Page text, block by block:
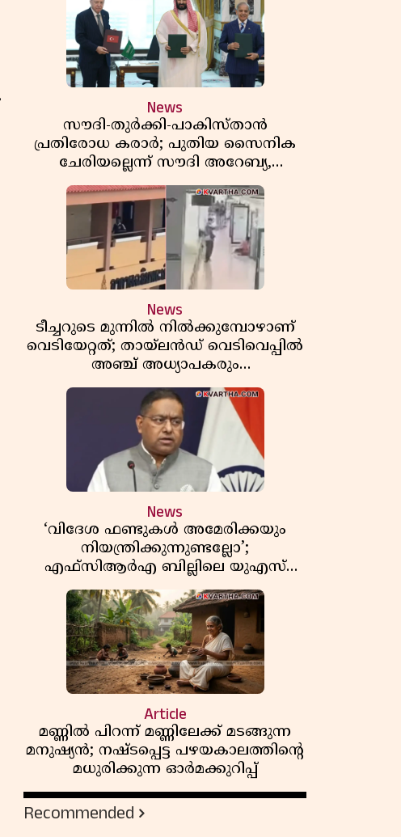
News
സൗദി-തുർക്കി-പാകിസ്താൻ
പ്രതിരോധ കരാർ; പുതിയ സൈനിക
ചേരിയല്ലെന്ന് സൗദി അറേബ്യ,
വിമർശനവുമായി ഇറാൻ
News
ടീച്ചറുടെ മുന്നിൽ നിൽക്കുമ്പോഴാണ്
വെടിയേറ്റത്; തായ്‌ലൻഡ് വെടിവെപ്പിൽ
അഞ്ച് അധ്യാപകരും
മുത്തശ്ശീമുത്തശ്ശന്മാരും കൊല്ലപ്പെട്ടു,
മരണസംഖ്യ 7; ഞെട്ടിക്കുന്ന
വെളിപ്പെടുത്തലുകൾ
News
‘വിദേശ ഫണ്ടുകൾ അമേരിക്കയും
നിയന്ത്രിക്കുന്നുണ്ടല്ലോ’;
എഫ്സിആർഎ ബില്ലിലെ യുഎസ്
വിമർശനങ്ങൾക്ക് മറുപടിയുമായി ഇന്ത്യ
Article
മണ്ണിൽ പിറന്ന് മണ്ണിലേക്ക് മടങ്ങുന്ന
മനുഷ്യൻ; നഷ്ടപ്പെട്ട പഴയകാലത്തിൻ്റെ
മധുരിക്കുന്ന ഓർമക്കുറിപ്പ്
Recommended